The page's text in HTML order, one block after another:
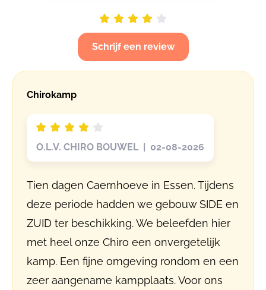
Schrijf een review
Chirokamp
O.L.V. CHIRO BOUWEL | 02-08-2026
Tien dagen Caernhoeve in Essen. Tijdens
deze periode hadden we gebouw SIDE en
ZUID ter beschikking. We beleefden hier
met heel onze Chiro een onvergetelijk
kamp. Een fijne omgeving rondom en een
zeer aangename kampplaats. Voor ons